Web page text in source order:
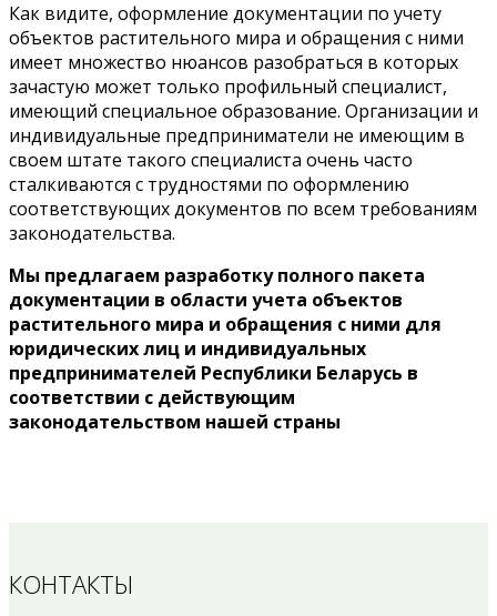
Как видите, оформление документации по учету
объектов растительного мира и обращения с ними
имеет множество нюансов разобраться в которых
зачастую может только профильный специалист,
имеющий специальное образование. Организации и
индивидуальные предприниматели не имеющим в
своем штате такого специалиста очень часто
сталкиваются с трудностями по оформлению
соответствующих документов по всем требованиям
законодательства.
Мы предлагаем разработку полного пакета
документации в области учета объектов
растительного мира и обращения с ними для
юридических лиц и индивидуальных
предпринимателей Республики Беларусь в
соответствии с действующим
законодательством нашей страны
КОНТАКТЫ